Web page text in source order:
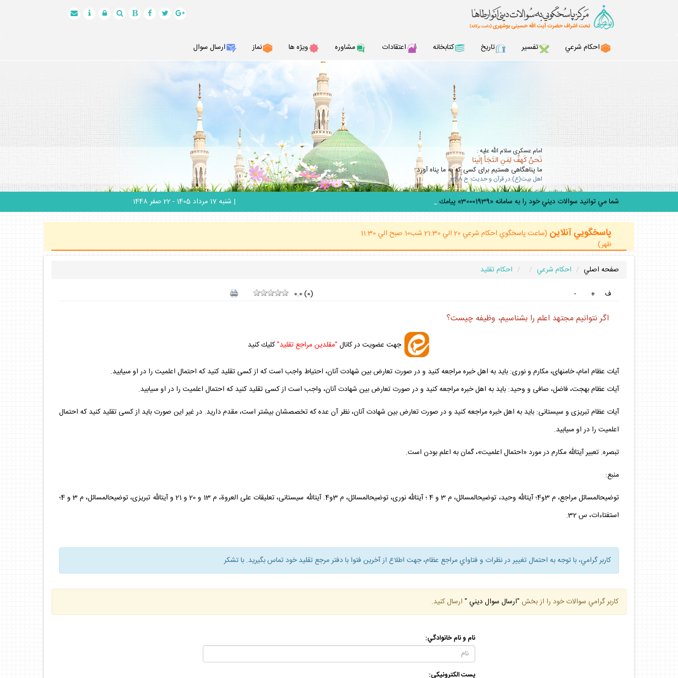
احكام شرعي تفسير تاريخ كتابخانه اعتقادات مشاوره ويژه ها نماز ارسال سوال
امام عسكرى سلام الله عليه :
نَحنُ كَهفٌ لِمَنِ التَجَأَ إلَينا
ما پناهگاهى هستيم براى كسى كه به ما پناه آورد
اهل بيت(ع) در قرآن و حديث: ح 348
شما مي توانيد سوالات ديني خود را به سامانه «30001939» پيامك كنيد. | شنبه 17 مرداد 1405 - 22 صفر 1448
پاسخگويي آنلاين
(ساعت پاسخگوي احكام شرعي 20 الي 21:30 شب10 صبح الي 11:30
ظهر)
صفحه اصلي احكام شرعي
احكام تقليد
ف
+
-
0.0(0)
اگر نتوانيم مجتهد اعلم را بشناسيم، وظيفه چيست؟
جهت عضويت در كانال "مقلدين مراجع تقليد"كليك كنيد
آيات عظام امام، خامنه‏اى، مكارم و نورى: بايد به اهل خبره مراجعه كنيد و در صورت تعارض بين شهادت آنان، احتياط واجب است كه از كسى تقليد كنيد كه احتمال اعلميت را در او مى‏يابيد.
آيات عظام بهجت، فاضل، صافى و وحيد: بايد به اهل خبره مراجعه كنيد و در صورت تعارض بين شهادت آنان، واجب است از كسى تقليد كنيد كه احتمال اعلميت را در او مى‏يابيد.
آيات عظام تبريزى و سيستانى: بايد به اهل خبره مراجعه كنيد و در صورت تعارض بين شهادت آنان، نظر آن عده كه تخصص‏شان بيشتر است، مقدم داريد. در غير اين صورت بايد از كسى تقليد كنيد كه احتمال
اعلميت را در او مى‏يابيد.
تبصره. تعبير آيت‏اللّه مكارم در مورد «احتمال اعلميت»، گمان به اعلم بودن است.
منبع:
توضيح‏المسائل مراجع، م 3و4؛ آيت‏الله وحيد، توضيح‏المسائل، م 3 و 4 ؛ آيت‏الله نورى، توضيح‏المسائل، م 3و4. آيت‏الله سيستانى، تعليقات على العروة، م 13 و 20 و 21 و آيت‏الله تبريزى، توضيح‏المسائل، م 3 و 4؛
استفتاءات، س 32.
كاربر گرامي، با توجه به احتمال تغيير در نظرات و فتاواي مراجع عظام، جهت اطلاع از آخرين فتوا با دفتر مرجع تقليد خود تماس بگيريد. با تشكر
كاربر گرامي سوالات خود را از بخش "ارسال سوال ديني " ارسال كنيد.
نام و نام خانوادگي:
پست الكترونيكي: